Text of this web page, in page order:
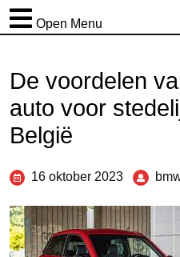
Open Menu
De voordelen
auto voor
België
16 oktober 2023